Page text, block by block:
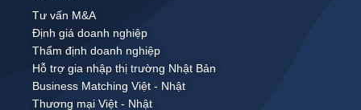
Tư vấn M&A
Định giá doanh nghiệp
Thẩm định doanh nghiệp
Hỗ trợ gia nhập thị trường Nhật Bản
Business Matching Việt - Nhật
Thương mại Việt - Nhật